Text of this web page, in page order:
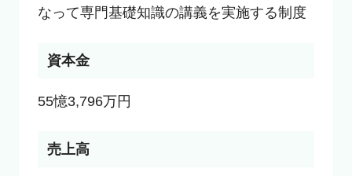
なって専門基礎知識の講義を実施する制度
資本金
55憶3,796万円
売上高